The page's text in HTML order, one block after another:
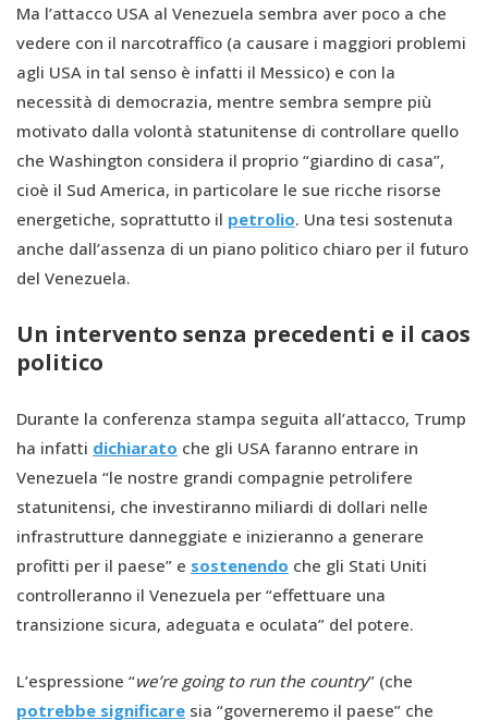
Ma l’attacco USA al Venezuela sembra aver poco a che
vedere con il narcotraffico (a causare i maggiori problemi
agli USA in tal senso è infatti il Messico) e con la
necessità di democrazia, mentre sembra sempre più
motivato dalla volontà statunitense di controllare quello
che Washington considera il proprio “giardino di casa”,
cioè il Sud America, in particolare le sue ricche risorse
energetiche, soprattutto il petrolio. Una tesi sostenuta
anche dall’assenza di un piano politico chiaro per il futuro
del Venezuela.
Un intervento senza precedenti e il caos
politico
Durante la conferenza stampa seguita all’attacco, Trump
ha infatti dichiarato che gli USA faranno entrare in
Venezuela “le nostre grandi compagnie petrolifere
statunitensi, che investiranno miliardi di dollari nelle
infrastrutture danneggiate e inizieranno a generare
profitti per il paese” e sostenendo che gli Stati Uniti
controlleranno il Venezuela per “effettuare una
transizione sicura, adeguata e oculata” del potere.
L’espressione “we’re going to run the country” (che
potrebbe significare sia “governeremo il paese” che